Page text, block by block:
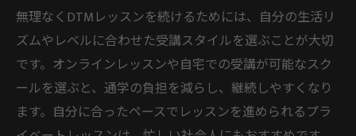
無理なくDTMレッスンを続けるためには、自分の生活リ
ズムやレベルに合わせた受講スタイルを選ぶことが大切
です。オンラインレッスンや自宅での受講が可能なスク
ールを選ぶと、通学の負担を減らし、継続しやすくなり
ます。自分に合ったペースでレッスンを進められるプラ